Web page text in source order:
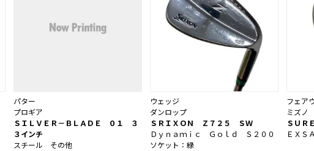
パター
プロギア
ＳＩＬＶＥＲ－ＢＬＡＤＥ ０１ ３
３インチ
スチール その他
ウェッジ
ダンロップ
ＳＲＩＸＯＮ Ｚ７２５ ＳＷ
Ｄｙｎａｍｉｃ Ｇｏｌｄ Ｓ２００
ソケット：緑
フェア
ミズノ
ＳＵ
ＥＸＳ